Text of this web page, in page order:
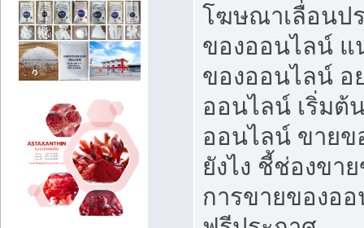
โฆษณาเลื่อนป
ของออนไลน์ แ
ของออนไลน์ อ
ออนไลน์ เริ่มต้
ออนไลน์ ขายข
ยังไง ชี้ช่องขา
การขายของออ